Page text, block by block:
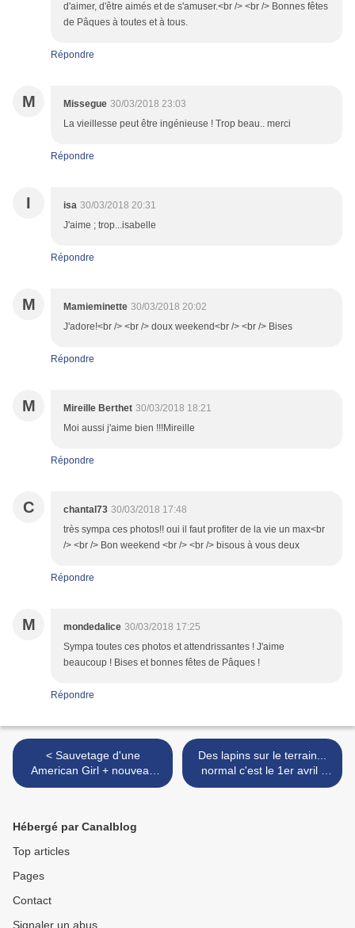
d'aimer, d'être aimés et de s'amuser.<br /> <br /> Bonnes fêtes
de Pâques à toutes et à tous.
Répondre
M Missegue 30/03/2018 23:03
La vieillesse peut être ingénieuse ! Trop beau.. merci
Répondre
I isa 30/03/2018 20:31
J'aime ; trop...isabelle
Répondre
M Mamieminette 30/03/2018 20:02
J'adore!<br /> <br /> doux weekend<br /> <br /> Bises
Répondre
M Mireille Berthet 30/03/2018 18:21
Moi aussi j'aime bien !!!Mireille
Répondre
C chantal73 30/03/2018 17:48
très sympa ces photos!! oui il faut profiter de la vie un max<br
/> <br /> Bon weekend <br /> <br /> bisous à vous deux
Répondre
M mondedalice 30/03/2018 17:25
Sympa toutes ces photos et attendrissantes ! J'aime
beaucoup ! Bises et bonnes fêtes de Pâques !
Répondre
< Sauvetage d'une
American Girl + nouveau
pull - Rescue of an
Des lapins sur le terrain...
normal c'est le 1er avril !
Rabbits on the ground.. ...
Hébergé par Canalblog
Top articles
Pages
Contact
Signaler un abus